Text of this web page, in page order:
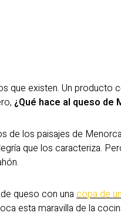
que existen. Un producto
¿Qué hace al queso de
de los paisajes de
que los caracteriza.
queso con unacopa de
esta maravilla de la